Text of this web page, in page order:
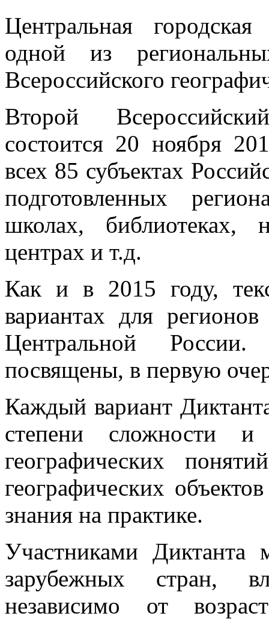
Центральная
одной из
Всероссийского
Второй
состоится 20 ноября
всех 85 субъектах
подготовленных
школах, библиотеках,
центрах и т.д.
Как и в 2015 году,
вариантах для
Центральной
посвящены, в первую
Каждый вариант
степени сложности и
географических
географических
знания на практике.
Участниками Диктанта
зарубежных стран,
независимо от